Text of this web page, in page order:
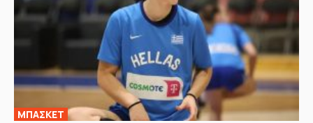
ΜΠΑΣΚΕΤ